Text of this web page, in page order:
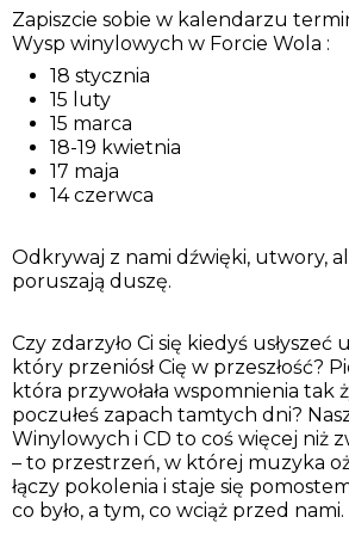
Zapiszcie sobie w kalendarzu
Wysp winylowych w Forcie Wola :
18 stycznia
15 luty
15 marca
18-19 kwietnia
17 maja
14 czerwca
Odkrywaj z nami dźwięki, utwory,
poruszają duszę.
Czy zdarzyło Ci się kiedyś usłyszeć
który przeniósł Cię w przeszłość?
która przywołała wspomnienia tak
poczułeś zapach tamtych dni?
Winylowych i CD to coś więcej niż
– to przestrzeń, w której muzyka
łączy pokolenia i staje się
co było, a tym, co wciąż przed nami.